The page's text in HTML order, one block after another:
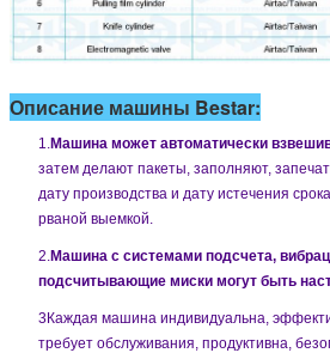
Описание машины Bestar:
1. Машина может автоматически
затем делают пакеты, заполняют,
дату производства и дату истечения
рваной выемкой.
2. Машина с системами подсчета,
подсчитывающие миски могут быть
3Каждая машина индивидуальна,
требует обслуживания, продуктивна,